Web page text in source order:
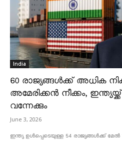
India
60 രാജ്യങ്ങൾക്ക് അധിക
അമേരിക്കൻ നീക്കം,
വന്നേക്കും
June 3, 2026
ഇന്ത്യ ഉൾപ്പെടെയുള്ള 54 രാജ്യങ്ങൾക്ക്